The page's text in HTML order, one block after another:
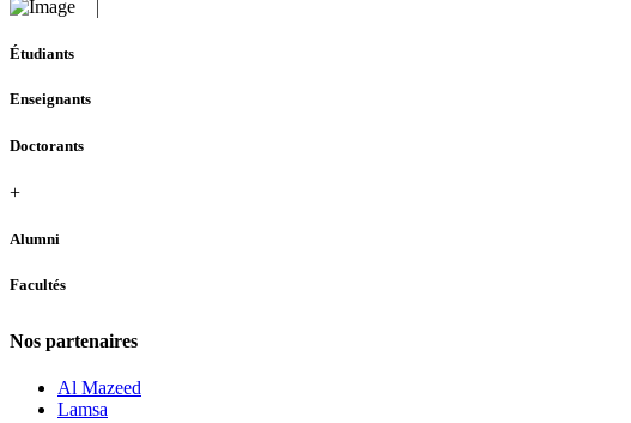
Étudiants
Enseignants
Doctorants
+
Alumni
Facultés
Nos partenaires
Al Mazeed
Lamsa